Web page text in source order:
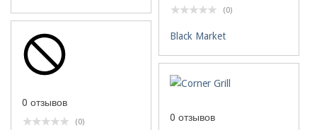
(0)
Black Market
0 отзывов
(0) 0 отзывов